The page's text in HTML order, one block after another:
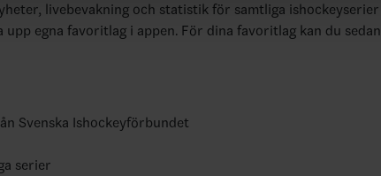
livebevakning och statistik för samtliga ishockeyserier
egna favoritlag i appen. För dina favoritlag kan du
Svenska Ishockeyförbundet
serier